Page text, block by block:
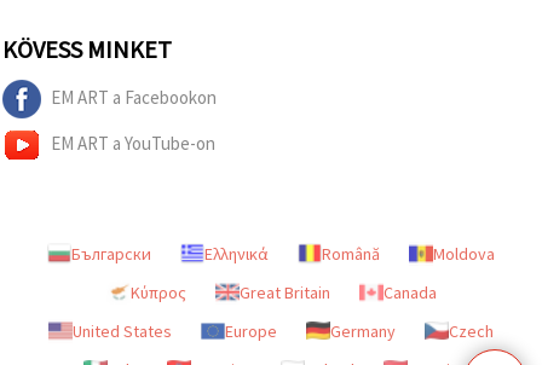
KÖVESS MINKET
EM ART a Facebookon
EM ART a YouTube-on
Български Ελληνικά Română
Moldova
Κύπρος
Great Britain
Canada
United States
Europe Germany
Czech